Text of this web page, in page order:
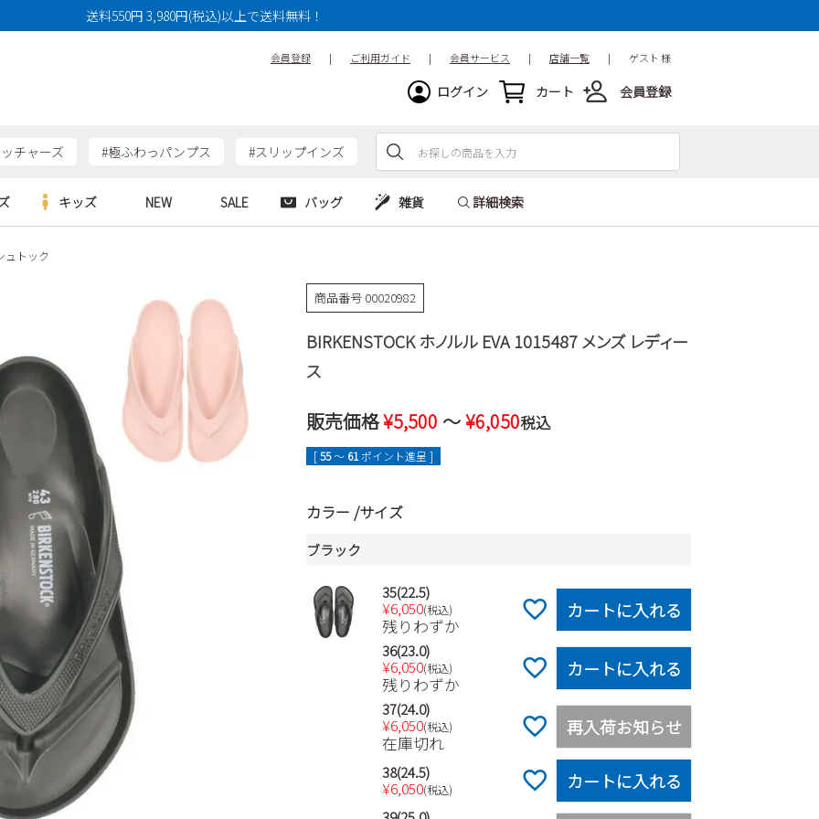
送料550円 3,980円(税込)以上で送料無料！
会員登録 | ご利用ガイド | 会員サービス | 店舗一覧 | ゲスト 様
ログイン カート 会員登録
チャーズ #極ふわっパンプス #スリップインズ
SKECHERS
new balance
ウェア
SKECHERS
GAP
EDWIN
new balance
キッズ NEW SALE バッグ 雑貨 詳細検索
ュトック
商品番号 00020982
BIRKENSTOCK ホノルル EVA 1015487 メンズ レディー
ス
販売価格¥5,500 〜¥6,050税込
[55〜 61ポイント進呈 ]
カラー サイズ
ブラック
35(22.5)
¥6,050 税込
残りわずか
カートに入れる
36(23.0)
¥6,050 税込
残りわずか
カートに入れる
37(24.0)
¥6,050 税込
在庫切れ
再入荷お知らせ
38(24.5)
¥6,050 税込 カートに入れる